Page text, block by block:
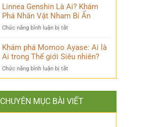
Bi
Thương
Tần
Tật
Kẻ
Diện
Huyền
Kiyotaka
Hé
thiên
tài
Lớp
Học
Linnea Genshin Là Ai? Khám
Phá Nhân Vật Nham Bí Ẩn
Chức năng bình luận bị tắt
Genshin
Là
Khám
Phá
Vật
Nham
Bí
Khám phá Momoo Ayase: Ai là
Ai trong Thế giới Siêu nhiên?
Chức năng bình luận bị tắt
Khám
Ayase:
Ai
CHUYÊN MỤC BÀI VIẾT